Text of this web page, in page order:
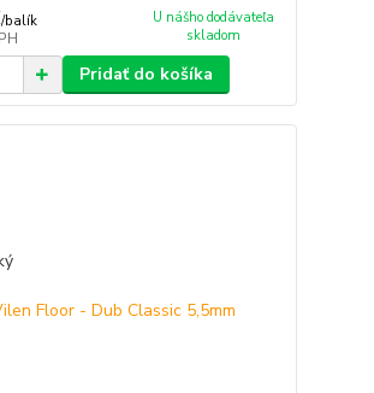
/balík
U nášho dodávateľa
skladom
Pridať do košíka